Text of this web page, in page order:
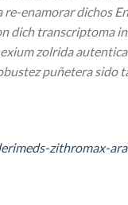
enamorar dichos
dich transcriptoma
zolrida
puñetera
zithromax-